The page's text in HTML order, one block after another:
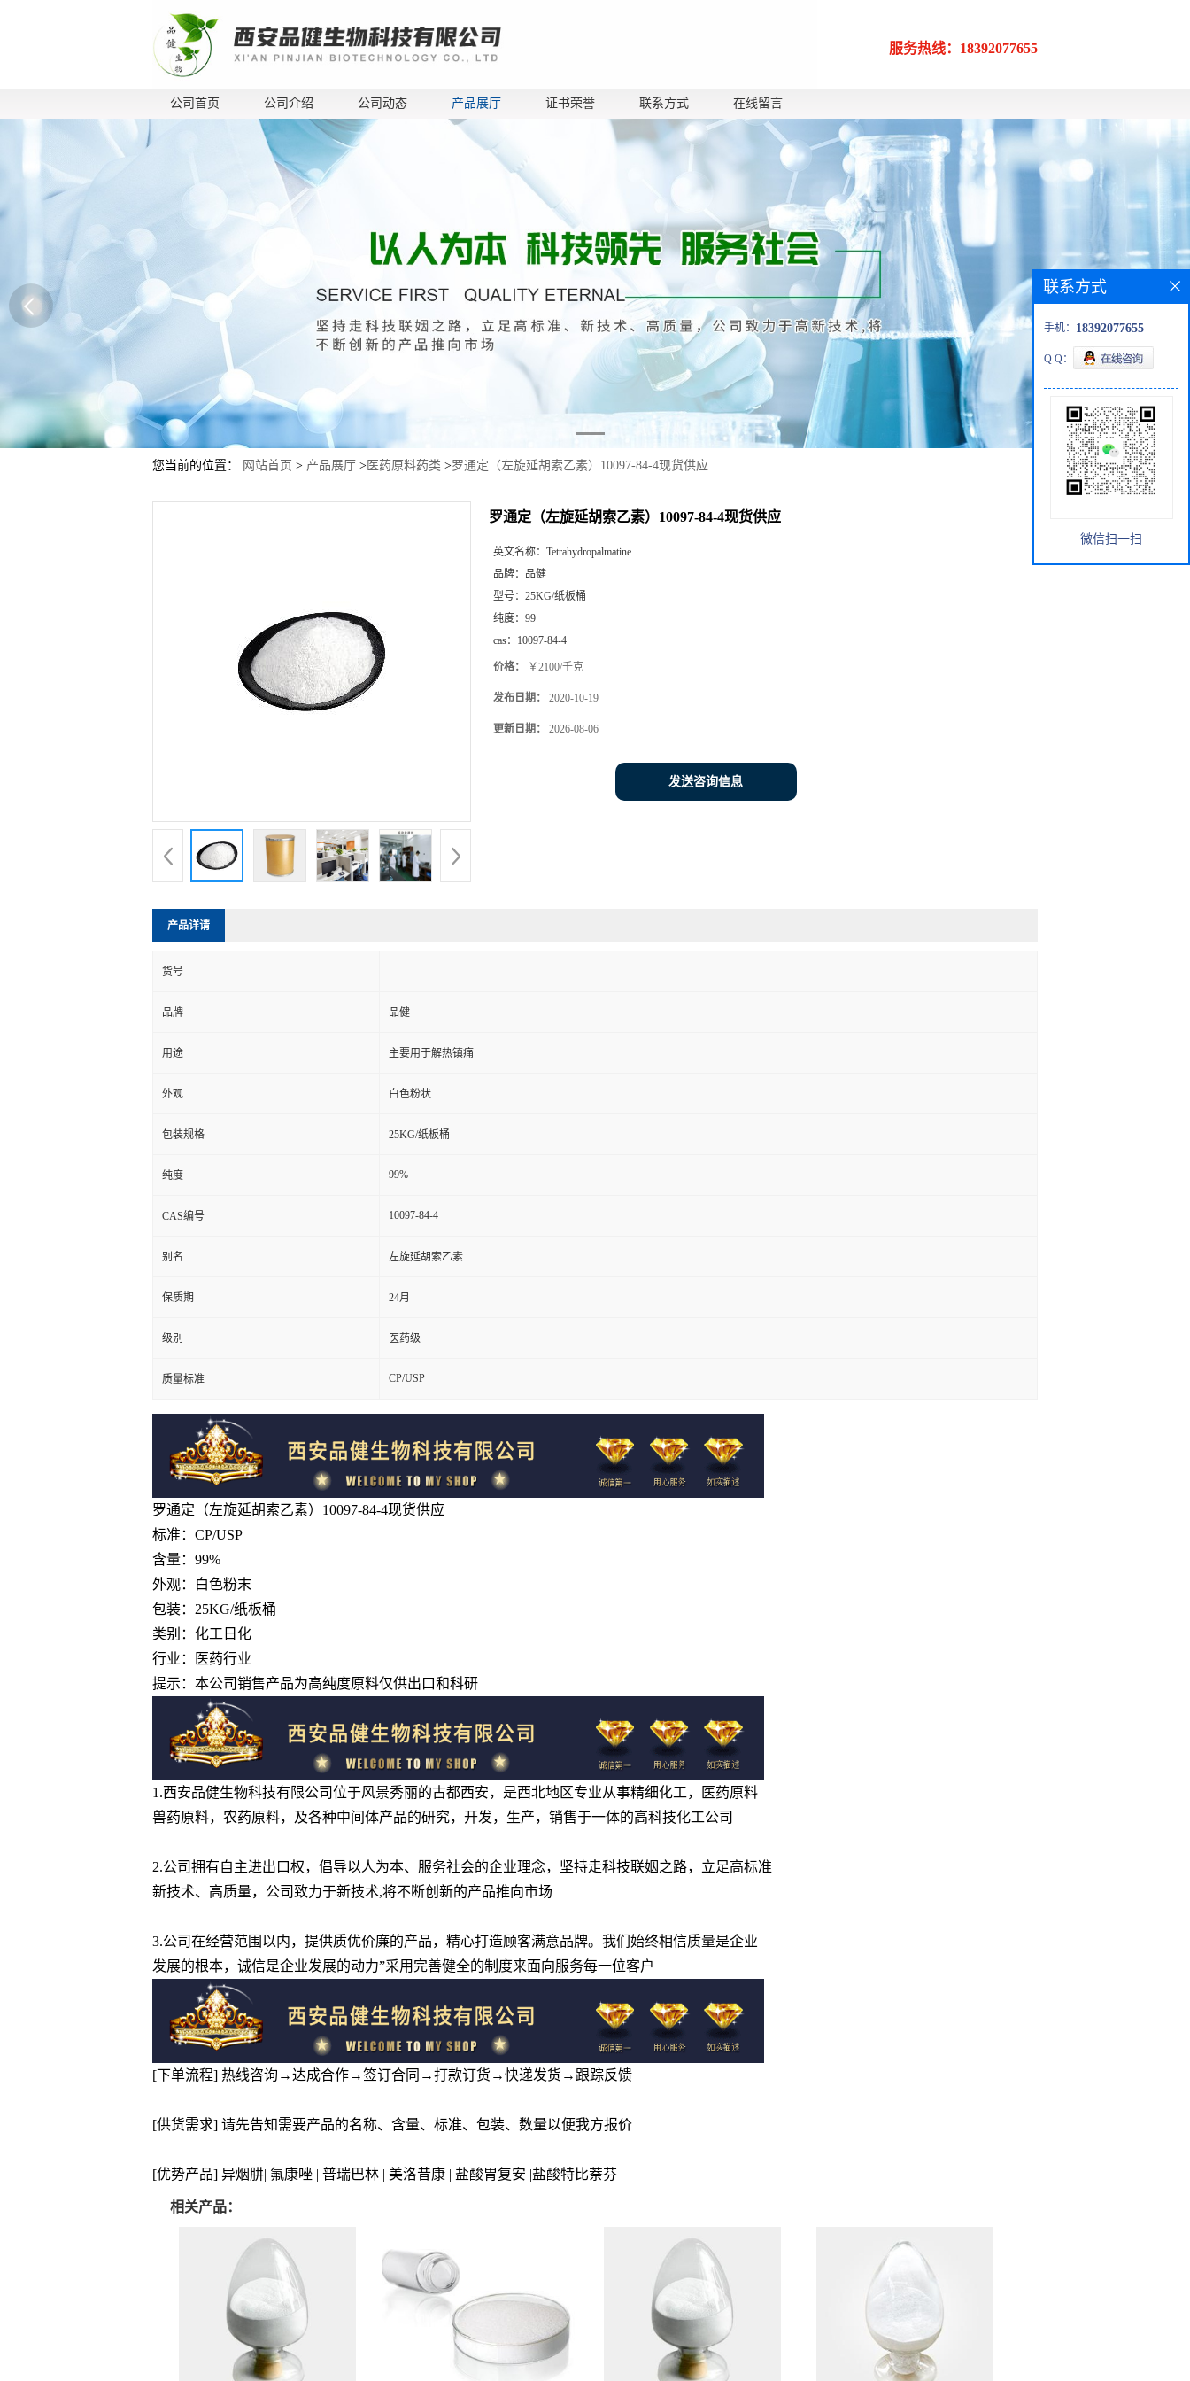
服务热线：18392077655
公司首页 公司介绍 公司动态 产品展厅 证书荣誉 联系方式 在线留言
您当前的位置： 网站首页 > 产品展厅 > 医药原料药类 >罗通定（左旋延胡索乙素）10097-84-4现货供应
罗通定（左旋延胡索乙素）10097-84-4现货供应
英文名称： Tetrahydropalmatine
品牌： 品健
型号： 25KG/纸板桶
纯度： 99
cas： 10097-84-4
价格： ￥2100/千克
发布日期： 2020-10-19
更新日期： 2026-08-06
发送咨询信息
产品详请
货号
品牌 品健
用途 主要用于解热镇痛
外观 白色粉状
包装规格 25KG/纸板桶
纯度 99%
CAS编号 10097-84-4
别名 左旋延胡索乙素
保质期 24月
级别 医药级
质量标准 CP/USP
罗通定（左旋延胡索乙素）10097-84-4现货供应
标准：CP/USP
含量：99%
外观：白色粉末
包装：25KG/纸板桶
类别：化工日化
行业：医药行业
提示：本公司销售产品为高纯度原料仅供出口和科研
1.西安品健生物科技有限公司位于风景秀丽的古都西安，是西北地区专业从事精细化工，医药原料
兽药原料，农药原料，及各种中间体产品的研究，开发，生产，销售于一体的高科技化工公司
2.公司拥有自主进出口权，倡导以人为本、服务社会的企业理念，坚持走科技联姻之路，立足高标准
新技术、高质量，公司致力于新技术,将不断创新的产品推向市场
3.公司在经营范围以内，提供质优价廉的产品，精心打造顾客满意品牌。我们始终相信质量是企业
发展的根本，诚信是企业发展的动力”采用完善健全的制度来面向服务每一位客户
[下单流程] 热线咨询→达成合作→签订合同→打款订货→快递发货→跟踪反馈
[供货需求] 请先告知需要产品的名称、含量、标准、包装、数量以便我方报价
[优势产品] 异烟肼| 氟康唑 | 普瑞巴林 | 美洛昔康 | 盐酸胃复安 |盐酸特比萘芬
相关产品：
联系方式
手机： 18392077655
Q Q：
微信扫一扫